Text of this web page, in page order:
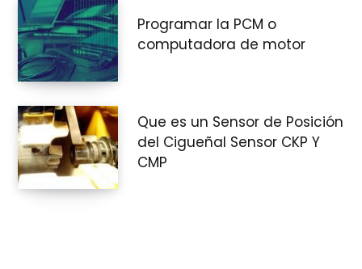
Programar la PCM o
computadora de motor
Que es un Sensor de Posición
del Cigueñal Sensor CKP Y
CMP